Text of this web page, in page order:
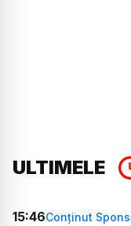
ULTIMELE
15:46Conținut